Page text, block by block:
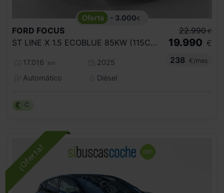
- 3.000€
FORD FOCUS
ST LINE X 1.5 ECOBLUE 85KW (115CV) AUTO
17.016 km
2025
Automático
Diésel
22.990 €
19.990 €
238
€/mes
C